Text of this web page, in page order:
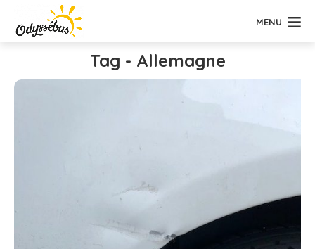
MENU
Tag - Allemagne